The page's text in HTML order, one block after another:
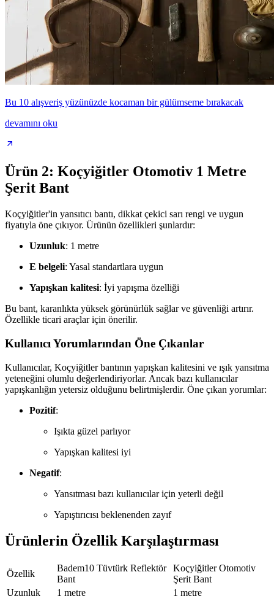
Bu 10 alışveriş yüzünüzde kocaman bir gülümseme bırakacak
devamını oku
Ürün 2: Koçyiğitler Otomotiv 1 Metre
Şerit Bant
Koçyiğitler'in yansıtıcı bantı, dikkat çekici sarı rengi ve uygun
fiyatıyla öne çıkıyor. Ürünün özellikleri şunlardır:
Uzunluk: 1 metre
E belgeli: Yasal standartlara uygun
Yapışkan kalitesi: İyi yapışma özelliği
Bu bant, karanlıkta yüksek görünürlük sağlar ve güvenliği artırır.
Özellikle ticari araçlar için önerilir.
Kullanıcı Yorumlarından Öne Çıkanlar
Kullanıcılar, Koçyiğitler bantının yapışkan kalitesini ve ışık yansıtma
yeteneğini olumlu değerlendiriyorlar. Ancak bazı kullanıcılar
yapışkanlığın yetersiz olduğunu belirtmişlerdir. Öne çıkan yorumlar:
Pozitif:
Işıkta güzel parlıyor
Yapışkan kalitesi iyi
Negatif:
Yansıtması bazı kullanıcılar için yeterli değil
Yapıştırıcısı beklenenden zayıf
Ürünlerin Özellik Karşılaştırması
Özellik
Badem10 Tüvtürk Reflektör
Bant
Koçyiğitler Otomotiv
Şerit Bant
Uzunluk
1 metre
1 metre